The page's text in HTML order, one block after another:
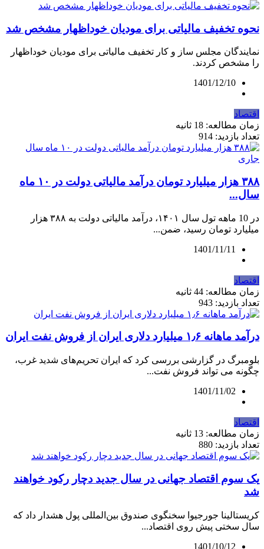
نحوه تخفیف مالیاتی برای مودیان خوداظهار مشخص شد
نمایندگان مجلس ساز و کار تخفیف مالیاتی برای مودیان خوداظهار
را مشخص کردند.
1401/12/10
اقتصاد
زمان مطالعه: 18 ثانیه
تعداد بازدید: 914
۳۸۸ هزار میلیارد تومان درآمد مالیاتی دولت در ۱۰ ماه
سال...
در 10 ماهه تول سال ۱۴۰۱، درآمد مالیاتی دولت به ۳۸۸ هزار
میلیارد تومان رسید، ضمن...
1401/11/11
اقتصاد
زمان مطالعه: 44 ثانیه
تعداد بازدید: 943
درآمد ماهانه ۱٫۶ میلیارد دلاری ایران از فروش نفت ایران
بلومبرگ در گزارشی بررسی کرد که ایران تحریم‌های شدید غرب،
چگونه می تواند فروش نفت...
1401/11/02
اقتصاد
زمان مطالعه: 13 ثانیه
تعداد بازدید: 880
یک سوم اقتصاد جهانی در سال جدید دچار رکود خواهند
شد
کریستالینا جورجیوا سخنگوی صندوق بین‌المللی پول هشدار داد که
سال سختی پیش روی اقتصاد...
1401/10/12